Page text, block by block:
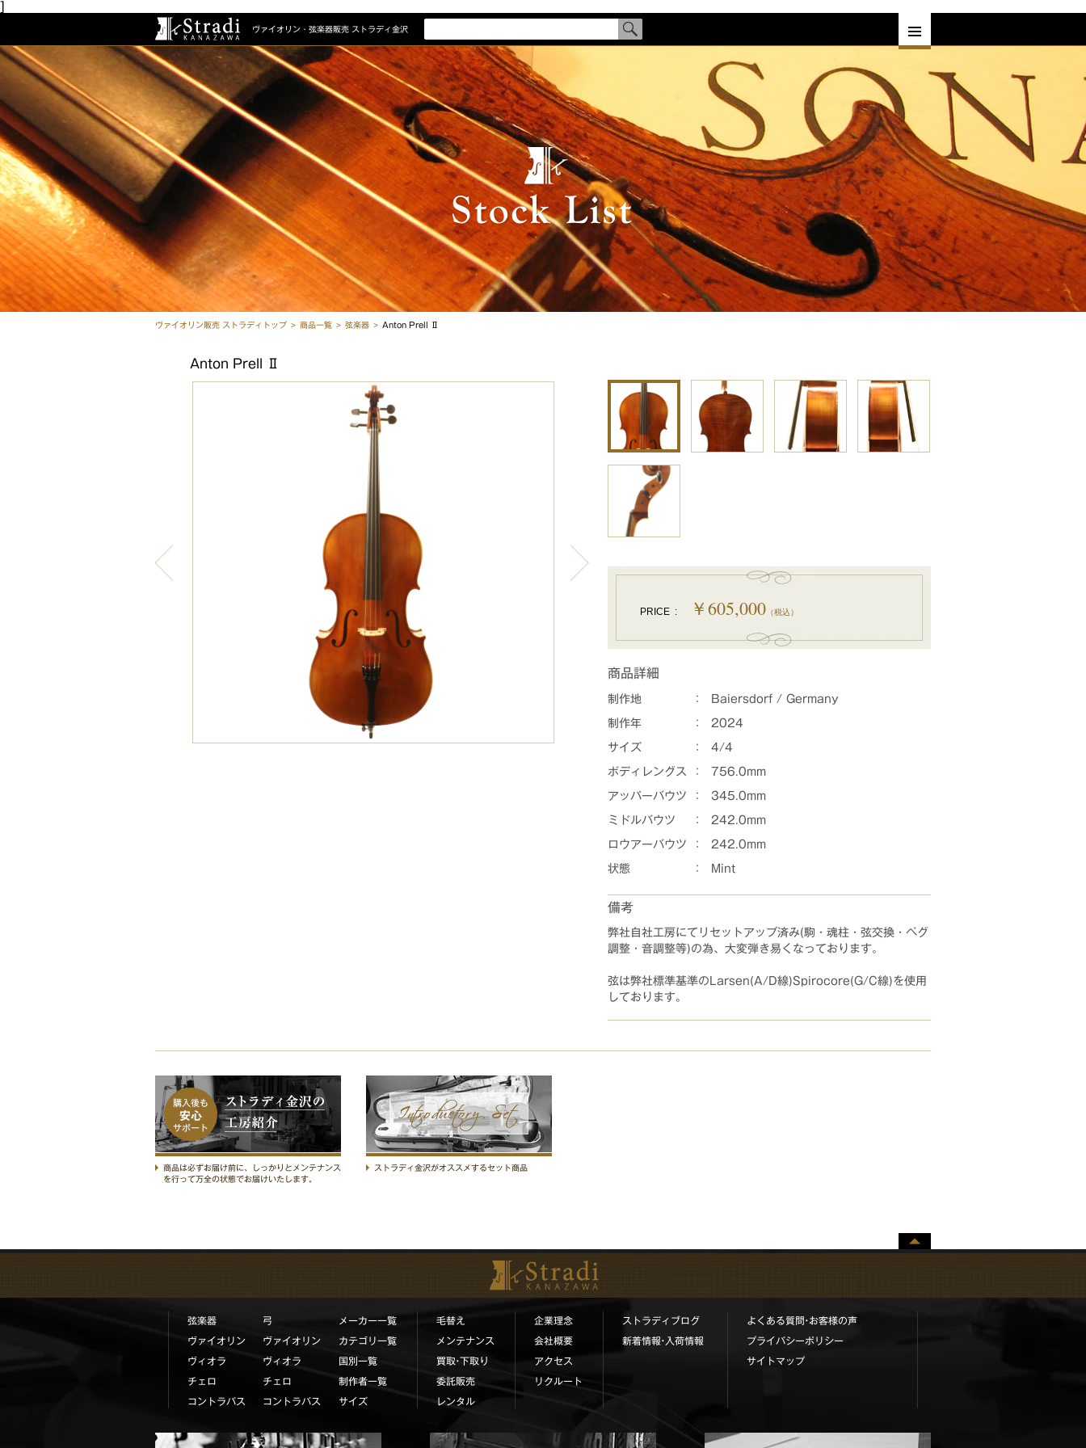
]
ヴァイオリン・弦楽器販売 ストラディ金沢
検
商品を探す
商品一覧
カテゴリ一覧
国別一覧
制作者一覧
ヘルプ
よくある質問•お客様の声
プライバシーポリシー
サービス
買取・下取り
委託販売
レンタル
ヴァイオリン販売 ストラディトップ 商品一覧 弦楽器 Anton Prell Ⅱ
Anton Prell Ⅱ
PRICE : ￥605,000 （税込）
商品詳細
制作地 ： Baiersdorf / Germany
制作年 ： 2024
サイズ ： 4/4
ボディレングス ： 756.0mm
アッパーバウツ ： 345.0mm
ミドルバウツ ： 242.0mm
ロウアーバウツ ： 242.0mm
状態 ： Mint
備考
弊社自社工房にてリセットアップ済み(駒・魂柱・弦交換・ペグ
調整・音調整等)の為、大変弾き易くなっております。
弦は弊社標準基準のLarsen(A/D線)Spirocore(G/C線)を使用
しております。
ストラディ金沢の工房紹介
商品は必ずお届け前に、しっかりとメンテナンス
を行って万全の状態でお届けいたします。
ストラディセット商品
ストラディ金沢がオススメするセット商品
ペー
弦楽器
ヴァイオリン
ヴィオラ
チェロ
コントラバス
弓
ヴァイオリン
ヴィオラ
チェロ
コントラバス
メーカー一覧
カテゴリ一覧
国別一覧
制作者一覧
サイズ
毛替え
メンテナンス
買取•下取り
委託販売
レンタル
企業理念
会社概要
アクセス
リクルート
ストラディブログ
新着情報•入荷情報
よくある質問•お客様の声
プライバシーポリシー
サイトマップ